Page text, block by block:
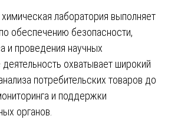
лаборатория выполняет
обеспечению безопасности,
и проведения научных
охватывает широкий
потребительских товаров до
и поддержки
органов.